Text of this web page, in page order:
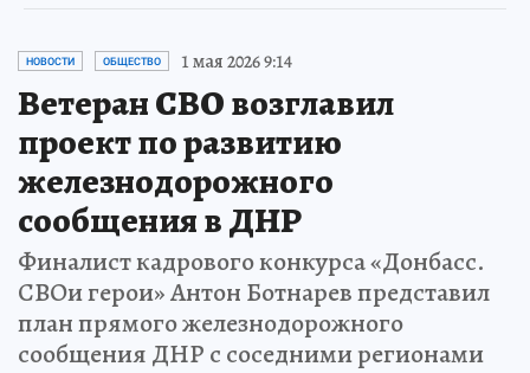
НОВОСТИ ОБЩЕСТВО 1 мая 2026 9:14
Ветеран СВО возглавил
проект по развитию
железнодорожного
сообщения в ДНР
Финалист кадрового конкурса «Донбасс.
СВОи герои» Антон Ботнарев представил
план прямого железнодорожного
сообщения ДНР с соседними регионами